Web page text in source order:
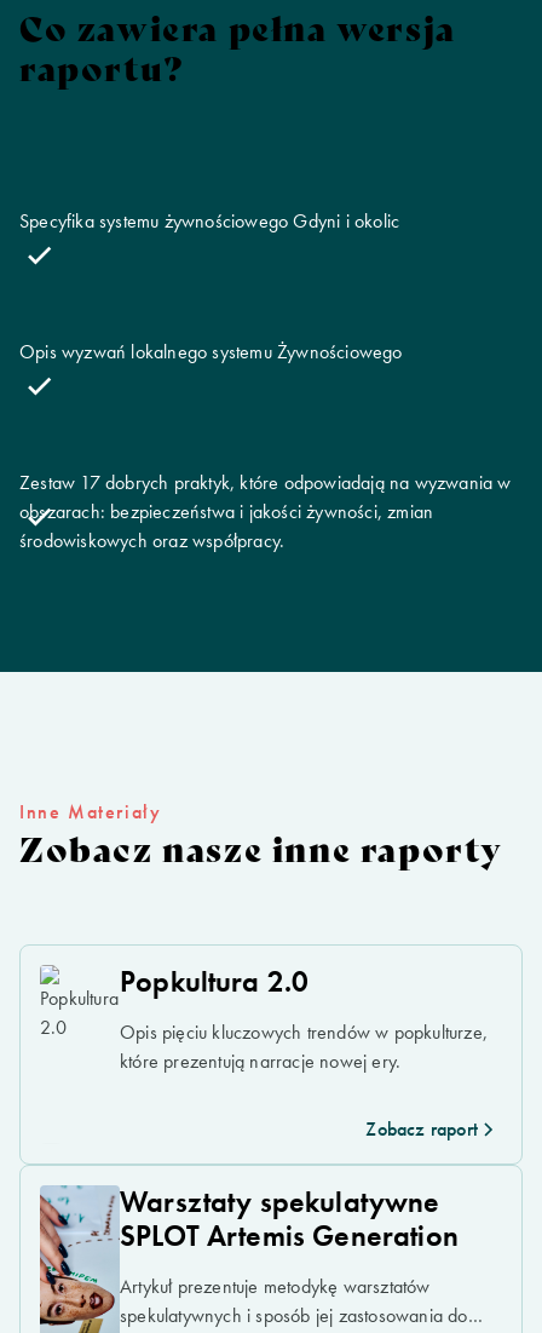
Co zawiera pełna wersja
raportu?
Specyfika systemu żywnościowego Gdyni i okolic
Opis wyzwań lokalnego systemu Żywnościowego
Zestaw 17 dobrych praktyk, które odpowiadają na wyzwania w
obszarach: bezpieczeństwa i jakości żywności, zmian
środowiskowych oraz współpracy.
Inne Materiały
Zobacz nasze inne raporty
Popkultura 2.0
Opis pięciu kluczowych trendów w popkulturze,
które prezentują narracje nowej ery.
Zobacz raport
Warsztaty spekulatywne
SPLOT Artemis Generation
Artykuł prezentuje metodykę warsztatów
spekulatywnych i sposób jej zastosowania do